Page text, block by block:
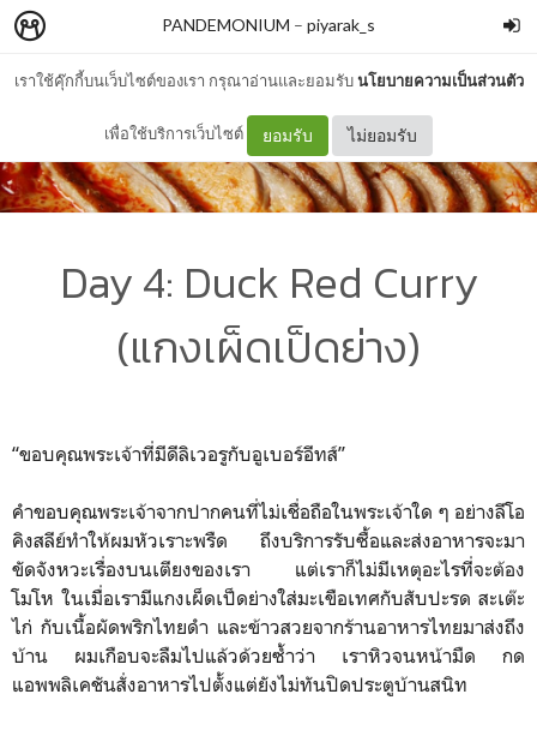
เราใช้คุ๊กกี้บนเว็บไซต์ของเรา กรุณาอ่านและยอมรับนโยบายความเป็นส่วนตัว
เพื่อใช้บริการเว็บไซต์ ยอมรับ ไม่ยอมรับ
PANDEMONIUM – piyarak_s
Day 4: Duck Red Curry
(แกงเผ็ดเป็ดย่าง)
“ขอบคุณพระเจ้าที่มีดีลิเวอรูกับอูเบอร์อีทส์”
คำขอบคุณพระเจ้าจากปากคนที่ไม่เชื่อถือในพระเจ้าใด ๆ อย่างลีโอ
คิงสลีย์ทำให้ผมหัวเราะพรืด ถึงบริการรับซื้อและส่งอาหารจะมา
ขัดจังหวะเรื่องบนเตียงของเรา แต่เราก็ไม่มีเหตุอะไรที่จะต้อง
โมโห ในเมื่อเรามีแกงเผ็ดเป็ดย่างใส่มะเขือเทศกับสับปะรด สะเต๊ะ
ไก่ กับเนื้อผัดพริกไทยดำ และข้าวสวยจากร้านอาหารไทยมาส่งถึง
บ้าน ผมเกือบจะลืมไปแล้วด้วยซ้ำว่า เราหิวจนหน้ามืด กด
แอพพลิเคชันสั่งอาหารไปตั้งแต่ยังไม่ทันปิดประตูบ้านสนิท